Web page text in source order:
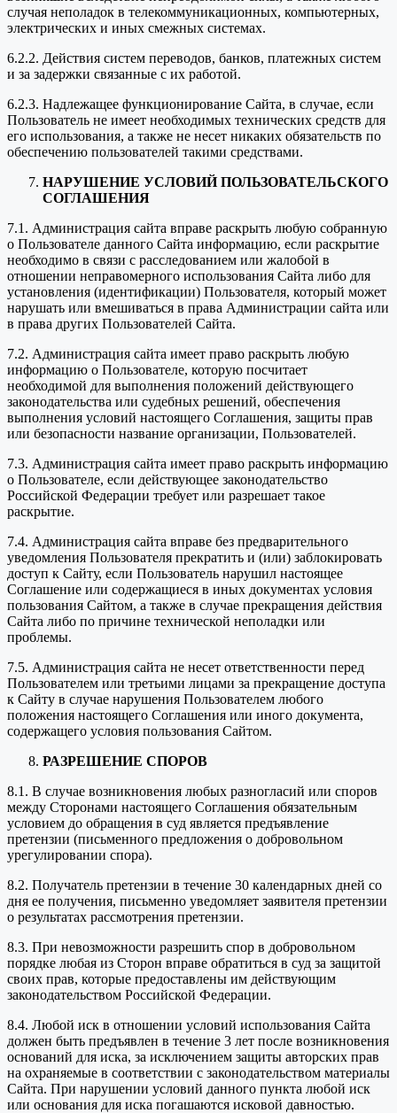
случая неполадок в телекоммуникационных, компьютерных,
электрических и иных смежных системах.
6.2.2. Действия систем переводов, банков, платежных систем
и за задержки связанные с их работой.
6.2.3. Надлежащее функционирование Сайта, в случае, если
Пользователь не имеет необходимых технических средств для
его использования, а также не несет никаких обязательств по
обеспечению пользователей такими средствами.
НАРУШЕНИЕ УСЛОВИЙ ПОЛЬЗОВАТЕЛЬСКОГО
СОГЛАШЕНИЯ
7.1. Администрация сайта вправе раскрыть любую собранную
о Пользователе данного Сайта информацию, если раскрытие
необходимо в связи с расследованием или жалобой в
отношении неправомерного использования Сайта либо для
установления (идентификации) Пользователя, который может
нарушать или вмешиваться в права Администрации сайта или
в права других Пользователей Сайта.
7.2. Администрация сайта имеет право раскрыть любую
информацию о Пользователе, которую посчитает
необходимой для выполнения положений действующего
законодательства или судебных решений, обеспечения
выполнения условий настоящего Соглашения, защиты прав
или безопасности название организации, Пользователей.
7.3. Администрация сайта имеет право раскрыть информацию
о Пользователе, если действующее законодательство
Российской Федерации требует или разрешает такое
раскрытие.
7.4. Администрация сайта вправе без предварительного
уведомления Пользователя прекратить и (или) заблокировать
доступ к Сайту, если Пользователь нарушил настоящее
Соглашение или содержащиеся в иных документах условия
пользования Сайтом, а также в случае прекращения действия
Сайта либо по причине технической неполадки или
проблемы.
7.5. Администрация сайта не несет ответственности перед
Пользователем или третьими лицами за прекращение доступа
к Сайту в случае нарушения Пользователем любого
положения настоящего Соглашения или иного документа,
содержащего условия пользования Сайтом.
РАЗРЕШЕНИЕ СПОРОВ
8.1. В случае возникновения любых разногласий или споров
между Сторонами настоящего Соглашения обязательным
условием до обращения в суд является предъявление
претензии (письменного предложения о добровольном
урегулировании спора).
8.2. Получатель претензии в течение 30 календарных дней со
дня ее получения, письменно уведомляет заявителя претензии
о результатах рассмотрения претензии.
8.3. При невозможности разрешить спор в добровольном
порядке любая из Сторон вправе обратиться в суд за защитой
своих прав, которые предоставлены им действующим
законодательством Российской Федерации.
8.4. Любой иск в отношении условий использования Сайта
должен быть предъявлен в течение 3 лет после возникновения
оснований для иска, за исключением защиты авторских прав
на охраняемые в соответствии с законодательством материалы
Сайта. При нарушении условий данного пункта любой иск
или основания для иска погашаются исковой давностью.